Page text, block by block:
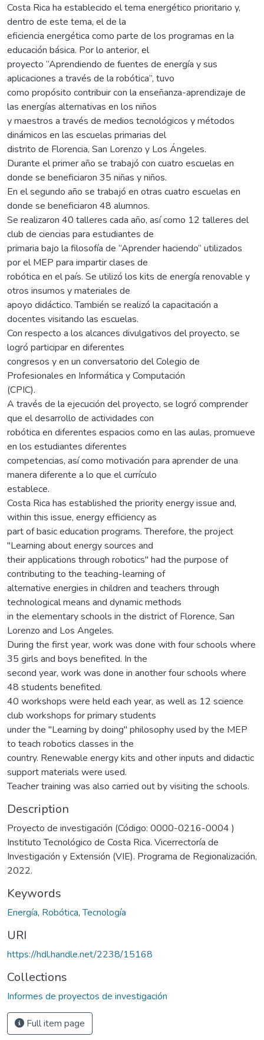
Costa Rica ha establecido el tema energético prioritario y,
dentro de este tema, el de la
eficiencia energética como parte de los programas en la
educación básica. Por lo anterior, el
proyecto “Aprendiendo de fuentes de energía y sus
aplicaciones a través de la robótica”, tuvo
como propósito contribuir con la enseñanza-aprendizaje de
las energías alternativas en los niños
y maestros a través de medios tecnológicos y métodos
dinámicos en las escuelas primarias del
distrito de Florencia, San Lorenzo y Los Ángeles.
Durante el primer año se trabajó con cuatro escuelas en
donde se beneficiaron 35 niñas y niños.
En el segundo año se trabajó en otras cuatro escuelas en
donde se beneficiaron 48 alumnos.
Se realizaron 40 talleres cada año, así como 12 talleres del
club de ciencias para estudiantes de
primaria bajo la filosofía de “Aprender haciendo” utilizados
por el MEP para impartir clases de
robótica en el país. Se utilizó los kits de energía renovable y
otros insumos y materiales de
apoyo didáctico. También se realizó la capacitación a
docentes visitando las escuelas.
Con respecto a los alcances divulgativos del proyecto, se
logró participar en diferentes
congresos y en un conversatorio del Colegio de
Profesionales en Informática y Computación
(CPIC).
A través de la ejecución del proyecto, se logró comprender
que el desarrollo de actividades con
robótica en diferentes espacios como en las aulas, promueve
en los estudiantes diferentes
competencias, así como motivación para aprender de una
manera diferente a lo que el currículo
establece.
Costa Rica has established the priority energy issue and,
within this issue, energy efficiency as
part of basic education programs. Therefore, the project
"Learning about energy sources and
their applications through robotics" had the purpose of
contributing to the teaching-learning of
alternative energies in children and teachers through
technological means and dynamic methods
in the elementary schools in the district of Florence, San
Lorenzo and Los Angeles.
During the first year, work was done with four schools where
35 girls and boys benefited. In the
second year, work was done in another four schools where
48 students benefited.
40 workshops were held each year, as well as 12 science
club workshops for primary students
under the "Learning by doing" philosophy used by the MEP
to teach robotics classes in the
country. Renewable energy kits and other inputs and didactic
support materials were used.
Teacher training was also carried out by visiting the schools.
Description
Proyecto de investigación (Código: 0000-0216-0004 )
Instituto Tecnológico de Costa Rica. Vicerrectoría de
Investigación y Extensión (VIE). Programa de Regionalización,
2022.
Keywords
Energía, Robótica,Tecnología
URI
https://hdl.handle.net/2238/15168
Collections
Informes de proyectos de investigación
Full item page